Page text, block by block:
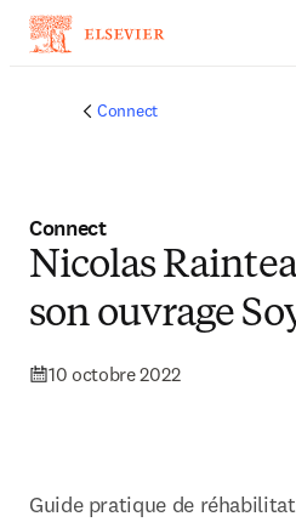
Connect
Connect
Nicolas
son ouvrage
10 octobre 2022
Guide pratique de